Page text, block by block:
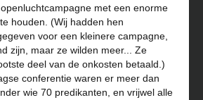
met een enorme
houden. (Wij hadden hen
voor een kleinere campagne,
zijn, maar ze wilden meer... Ze
deel van de onkosten betaald.)
conferentie waren er meer dan
wie 70 predikanten, en vrijwel alle